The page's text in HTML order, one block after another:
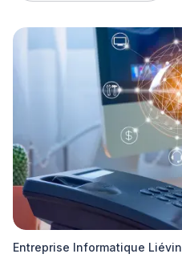
Entreprise Informatique Liévin